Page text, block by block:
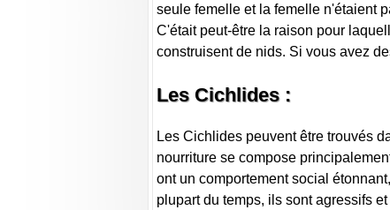
seule femelle et la femelle n'étaient
C'était peut-être la raison pour
construisent de nids. Si vous avez
Les Cichlides :
Les Cichlides peuvent être trouvés
nourriture se compose
ont un comportement social
plupart du temps, ils sont agressifs